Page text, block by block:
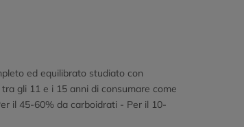
ed equilibrato studiato con
gli 11 e i 15 anni di consumare come
il 45-60% da carboidrati - Per il 10-